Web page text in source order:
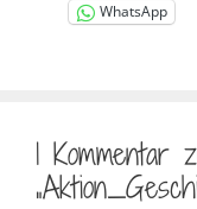
WhatsApp
1 Kommentar